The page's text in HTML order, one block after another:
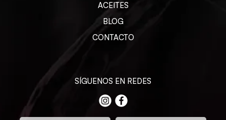
ACEITES
BLOG
CONTACTO
SÍGUENOS EN REDES